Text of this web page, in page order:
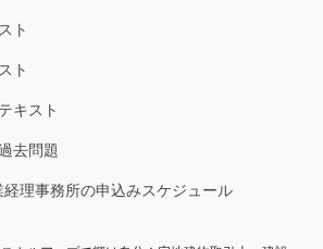
ト
ト
キスト
去問題
理事務所の申込みスケジュール